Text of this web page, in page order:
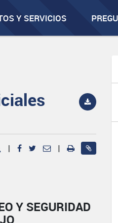
Y SERVICIOS
| |
Y SEGURIDAD